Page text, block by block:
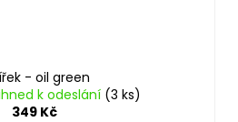
- oil green
k odeslání (3 ks)
349 Kč